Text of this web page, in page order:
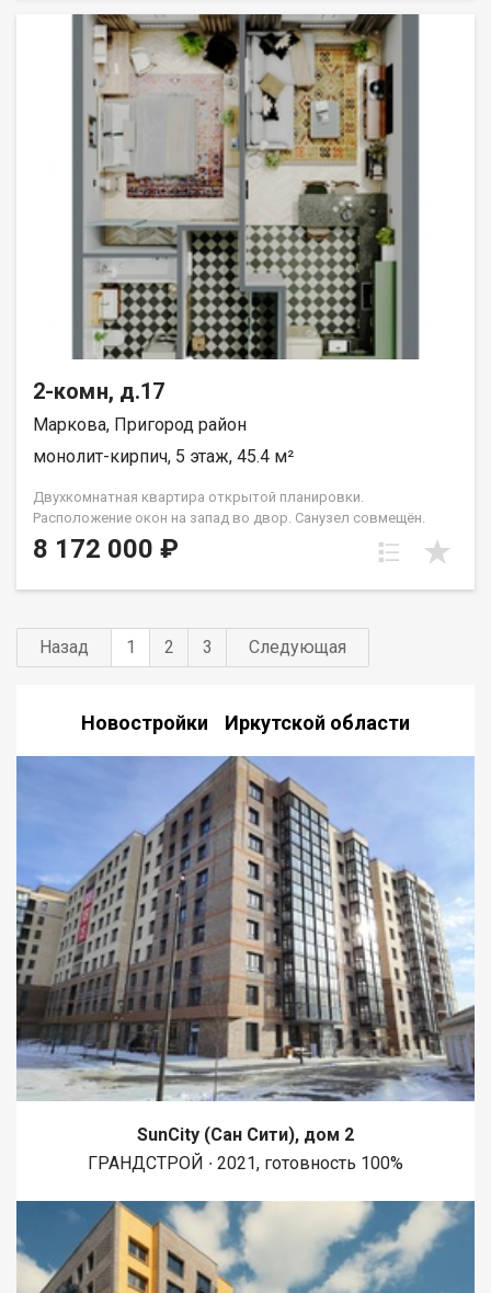
2-комн, д.17
Маркова, Пригород район
монолит-кирпич, 5 этаж, 45.4 м²
Двухкомнатная квартира открытой планировки.
Расположение окон на запад во двор. Санузел совмещён.
Кухня выделена в нишу. Идеальное решение для первого
жилья или в качестве инвестиций. Прекрасно подойдет
8 172 000 ₽
Назад 1 2 3 Следующая
Новостройки Иркутской области
SunCity (Сан Сити), дом 2
ГРАНДСТРОЙ ∙ 2021, готовность 100%